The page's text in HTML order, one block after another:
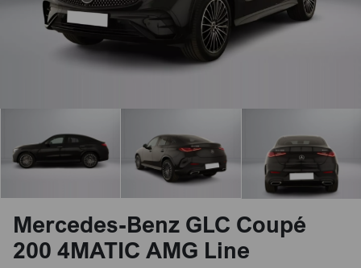
Mercedes-Benz GLC Coupé
200 4MATIC AMG Line